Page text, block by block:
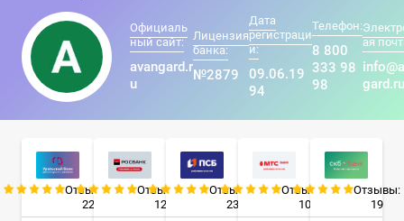
Официаль
ный сайт:
avangard.r
u
Лицензия
банка:
№2879
Дата
регистраци
и:
09.06.19
94
Телефон:
8 800
333 98
98
ая
gard.ru
Отзывы:
22
Отзывы:
12
Отзывы:
23
Отзывы:
10
Отзывы:
19